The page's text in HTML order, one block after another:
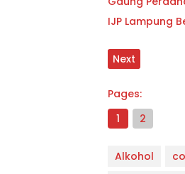
IJP Lampung
Next
Pages:
1
2
Alkohol